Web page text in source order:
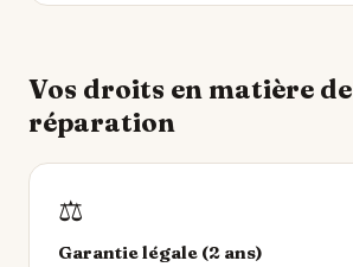
Vos droits en matière de
réparation
⚖️
Garantie légale (2 ans)